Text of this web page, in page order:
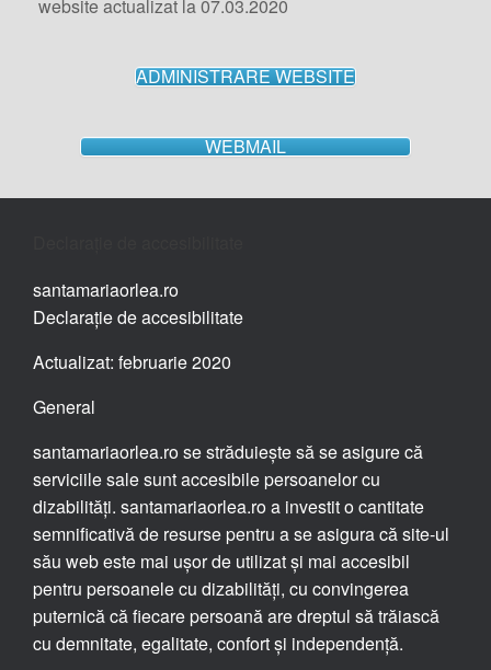
website actualizat la 07.03.2020
ADMINISTRARE WEBSITE
WEBMAIL
santamariaorlea.ro
Declarație de accesibilitate
Actualizat: februarie 2020
General
santamariaorlea.ro se străduiește să se asigure că
serviciile sale sunt accesibile persoanelor cu
dizabilități. santamariaorlea.ro a investit o cantitate
semnificativă de resurse pentru a se asigura că site-ul
său web este mai ușor de utilizat și mai accesibil
pentru persoanele cu dizabilități, cu convingerea
puternică că fiecare persoană are dreptul să trăiască
cu demnitate, egalitate, confort și independență.